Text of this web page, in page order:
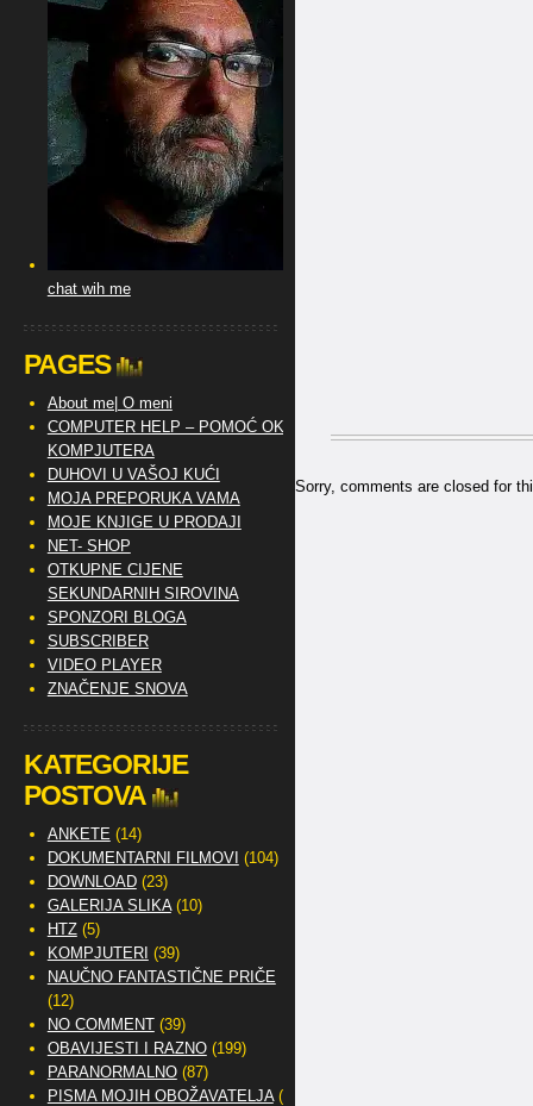
Sorry, comments are closed for
chat wih me
PAGES
About me| O meni
COMPUTER HELP – POMOĆ OKO
KOMPJUTERA
DUHOVI U VAŠOJ KUĆI
MOJA PREPORUKA VAMA
MOJE KNJIGE U PRODAJI
NET- SHOP
OTKUPNE CIJENE
SEKUNDARNIH SIROVINA
SPONZORI BLOGA
SUBSCRIBER
VIDEO PLAYER
ZNAČENJE SNOVA
KATEGORIJE
POSTOVA
ANKETE (14)
DOKUMENTARNI FILMOVI (104)
DOWNLOAD(23)
GALERIJA SLIKA(10)
HTZ(5)
KOMPJUTERI (39)
NAUČNO FANTASTIČNE PRIČE
(12)
NO COMMENT(39)
OBAVIJESTI I RAZNO(199)
PARANORMALNO(87)
PISMA MOJIH OBOŽAVATELJA(2)